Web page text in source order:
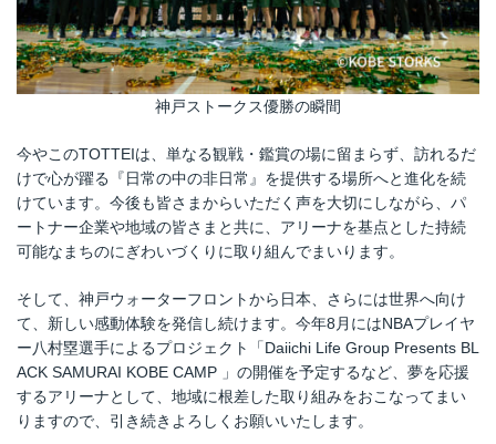
神戸ストークス優勝の瞬間
今やこのTOTTEIは、単なる観戦・鑑賞の場に留まらず、訪れるだ
けで心が躍る『日常の中の非日常』を提供する場所へと進化を続
けています。今後も皆さまからいただく声を大切にしながら、パ
ートナー企業や地域の皆さまと共に、アリーナを基点とした持続
可能なまちのにぎわいづくりに取り組んでまいります。
そして、神戸ウォーターフロントから日本、さらには世界へ向け
て、新しい感動体験を発信し続けます。今年8月にはNBAプレイヤ
ー八村塁選手によるプロジェクト「Daiichi Life Group Presents BL
ACK SAMURAI KOBE CAMP 」の開催を予定するなど、夢を応援
するアリーナとして、地域に根差した取り組みをおこなってまい
りますので、引き続きよろしくお願いいたします。